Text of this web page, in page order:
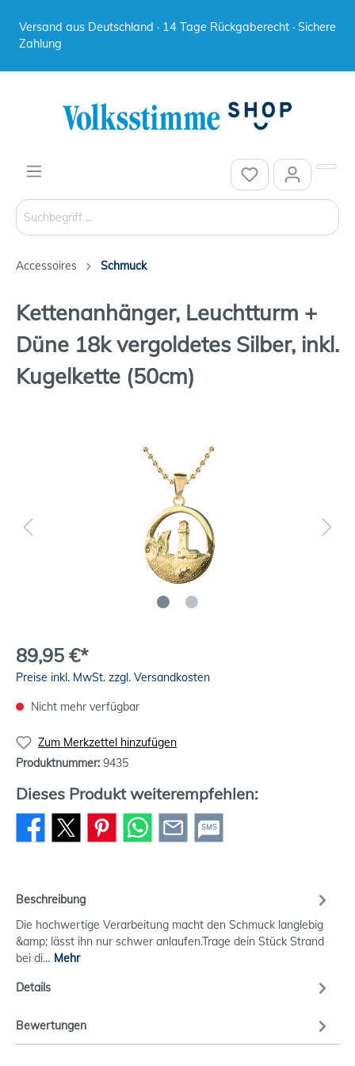
Versand aus Deutschland · 14 Tage Rückgaberecht · Sichere
Zahlung
Accessoires Schmuck
Kettenanhänger, Leuchtturm +
Düne 18k vergoldetes Silber, inkl.
Kugelkette (50cm)
89,95 €*
Preise inkl. MwSt. zzgl. Versandkosten
Nicht mehr verfügbar
Zum Merkzettel hinzufügen
Produktnummer: 9435
Dieses Produkt weiterempfehlen:
SMS
Beschreibung
Die hochwertige Verarbeitung macht den Schmuck langlebig
&amp; lässt ihn nur schwer anlaufen.Trage dein Stück Strand
bei di… Mehr
Details
Bewertungen